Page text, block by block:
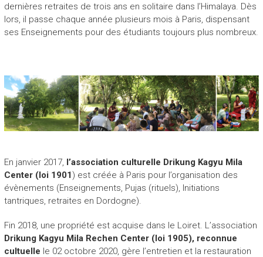
dernières retraites de trois ans en solitaire dans l’Himalaya. Dès
lors, il passe chaque année plusieurs mois à Paris, dispensant
ses Enseignements pour des étudiants toujours plus nombreux.
En janvier 2017, l’association culturelle Drikung Kagyu Mila
Center (loi 1901) est créée à Paris pour l’organisation des
évènements (Enseignements, Pujas (rituels), Initiations
tantriques, retraites en Dordogne).
Fin 2018, une propriété est acquise dans le Loiret. L’association
Drikung Kagyu Mila Rechen Center (loi 1905), reconnue
cultuelle le 02 octobre 2020, gère l’entretien et la restauration